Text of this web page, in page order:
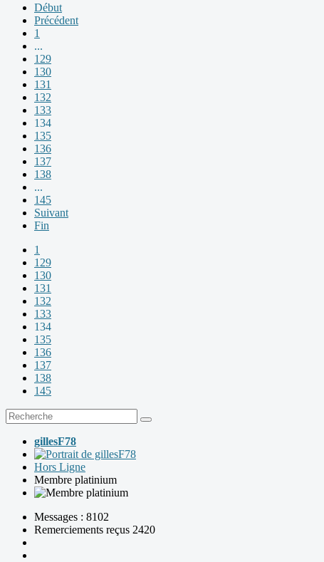
Début
Précédent
1
...
129
130
131
132
133
134
135
136
137
138
...
145
Suivant
Fin
1
129
130
131
132
133
134
135
136
137
138
145
gillesF78
Hors Ligne
Membre platinium
Messages : 8102
Remerciements reçus 2420